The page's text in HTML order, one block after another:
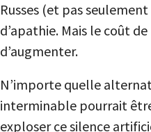
Russes (et pas
d’apathie. Mais le coût
d’augmenter.
N’importe quelle
interminable pourrait
exploser ce silence